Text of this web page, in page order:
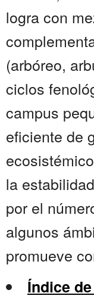
logra con
(arbóreo,
ciclos
campus
eficiente de
la
por el
algunos
promueve
Índice